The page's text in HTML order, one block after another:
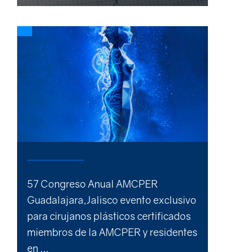
57 Congreso Anual AMCPER
Guadalajara,Jalisco evento exclusivo
para cirujanos plásticos certificados
miembros de la AMCPER y residentes
en …